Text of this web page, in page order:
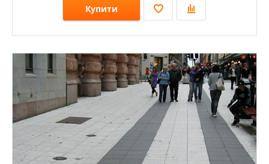
Купити
Стилі:
Кольори: